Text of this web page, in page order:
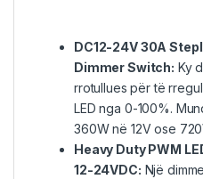
DC12-24V 30A
Dimmer Switch: Ky
rrotullues për të
LED nga 0-100%.
360W në 12V ose
Heavy Duty PWM
12-24VDC: Një